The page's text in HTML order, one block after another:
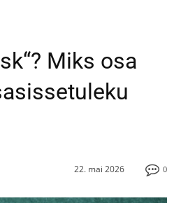
Miks osa
0
22. mai 2026